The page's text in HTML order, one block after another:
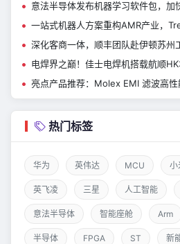
意法半导体发布机器学习软件包，加快AI
一站式机器人方案重构AMR产业，Treo平台以
深化客商一体，顺丰团队赴伊顿苏州
电焊界之巅！佳士电焊机搭载航顺HK32MCU，
亮点产品推荐：Molex EMI 滤波高性能 D-
热门标签
华为 英伟达 MCU 小
英飞凌 三星 人工智能
意法半导体 智能座舱 Arm
半导体 FPGA ST 新